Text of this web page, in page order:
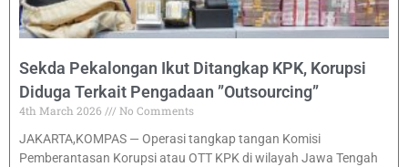
Sekda Pekalongan Ikut Ditangkap KPK, Korupsi
Diduga Terkait Pengadaan ”Outsourcing”
4th March 2026
No Comments
JAKARTA,KOMPAS — Operasi tangkap tangan Komisi
Pemberantasan Korupsi atau OTT KPK di wilayah Jawa Tengah